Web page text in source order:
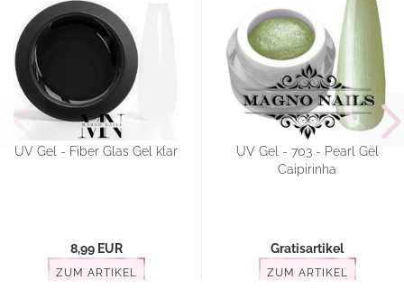
UV Gel - Fiber Glas Gel klar
8,99 EUR
ZUM ARTIKEL
UV Gel - 703 - Pearl Gel
Caipirinha
Gratisartikel
ZUM ARTIKEL